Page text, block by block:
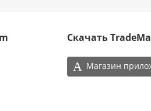
Скачать
А Магазин